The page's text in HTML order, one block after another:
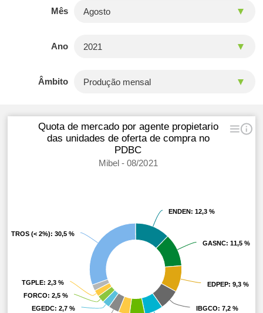
Mês
Ano
Âmbito
Quota de mercado por agente propietario
das unidades de oferta de compra no
PDBC
Mibel - 08/2021
ENDEN: 12,3 %
ENDEN: 12,3 %
GASNC: 11,5 %
GASNC: 11,5 %
EDPEP: 9,3 %
EDPEP: 9,3 %
IBGCO: 7,2 %
IBGCO: 7,2 %
EGEDC: 2,7 %
EGEDC: 2,7 %
FORCO: 2,5 %
FORCO: 2,5 %
TGPLE: 2,3 %
TGPLE: 2,3 %
OTROS (< 2%): 30,5 %
OTROS (< 2%): 30,5 %